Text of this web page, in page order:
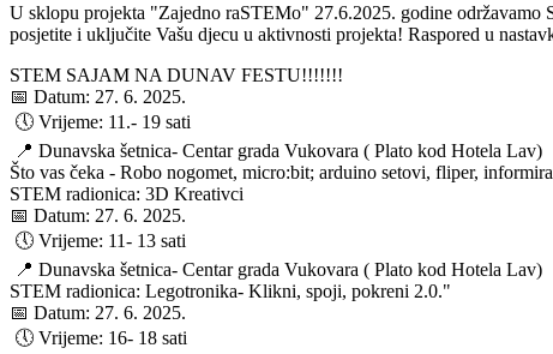
U sklopu projekta "Zajedno raSTEMo" 27.6.2025. godine
posjetite i uključite Vašu djecu u aktivnosti projekta! Raspored u
STEM SAJAM NA DUNAV FESTU!!!!!!!
📅 Datum: 27. 6. 2025.
🕔 Vrijeme: 11.- 19 sati
📍 Dunavska šetnica- Centar grada Vukovara ( Plato kod Hotela Lav)
Što vas čeka - Robo nogomet, micro:bit; arduino setovi, fliper,
STEM radionica: 3D Kreativci
📅 Datum: 27. 6. 2025.
🕔 Vrijeme: 11- 13 sati
📍 Dunavska šetnica- Centar grada Vukovara ( Plato kod Hotela Lav)
STEM radionica: Legotronika- Klikni, spoji, pokreni 2.0."
📅 Datum: 27. 6. 2025.
🕔 Vrijeme: 16- 18 sati